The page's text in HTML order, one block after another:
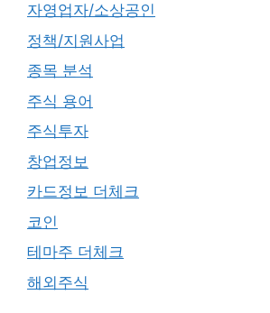
자영업자/소상공인
정책/지원사업
종목 분석
주식 용어
주식투자
창업정보
카드정보 더체크
코인
테마주 더체크
해외주식